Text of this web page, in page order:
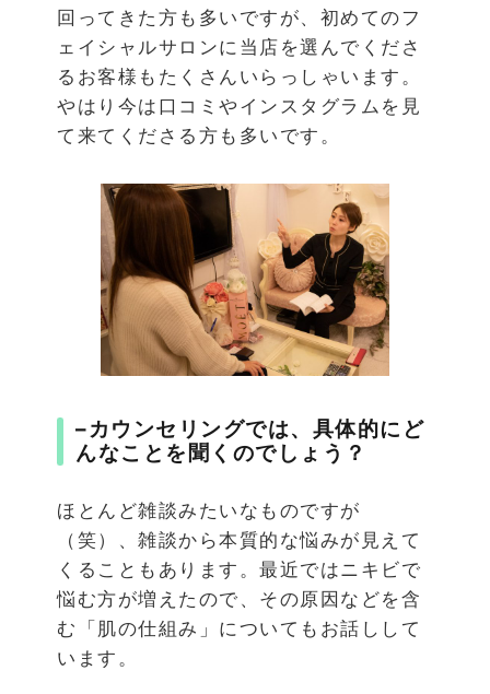
回ってきた方も多いですが、初めてのフ
ェイシャルサロンに当店を選んでくださ
るお客様もたくさんいらっしゃいます。
やはり今は口コミやインスタグラムを見
て来てくださる方も多いです。
–カウンセリングでは、具体的にど
んなことを聞くのでしょう？
ほとんど雑談みたいなものですが
（笑）、雑談から本質的な悩みが見えて
くることもあります。最近ではニキビで
悩む方が増えたので、その原因などを含
む「肌の仕組み」についてもお話しして
います。